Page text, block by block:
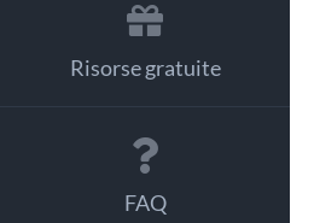
Risorse gratuite
FAQ